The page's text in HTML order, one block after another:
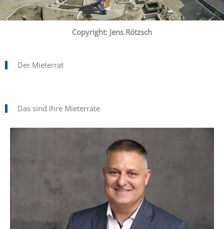
Copyright: Jens Rötzsch
Der Mieterrat
Das sind Ihre Mieterräte